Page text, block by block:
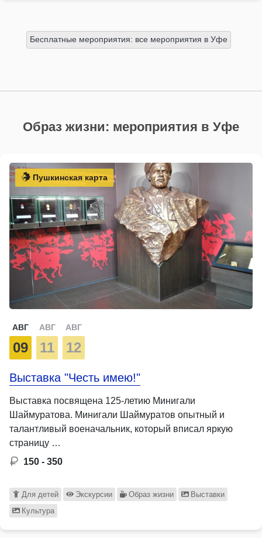
Бесплатные мероприятия: все мероприятия в Уфе
Образ жизни: мероприятия в Уфе
Пушкинская карта
АВГ
09
АВГ
11
АВГ
12
Выставка "Честь имею!"
Выставка посвящена 125-летию Минигали
Шаймуратова. Минигали Шаймуратов опытный и
талантливый военачальник, который вписал яркую
страницу …
150 - 350
Для детей Экскурсии Образ жизни
Выставки
Культура